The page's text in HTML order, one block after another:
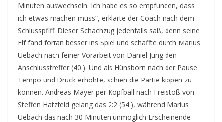
Minuten auswechseln. Ich habe es so empfunden, dass
ich etwas machen muss“, erklärte der Coach nach dem
Schlusspfiff. Dieser Schachzug jedenfalls saß, denn seine
Elf fand fortan besser ins Spiel und schaffte durch Marius
Uebach nach feiner Vorarbeit von Daniel Jung den
Anschlusstreffer (40.). Und als Hünsborn nach der Pause
Tempo und Druck erhöhte, schien die Partie kippen zu
können. Andreas Mayer per Kopfball nach Freistoß von
Steffen Hatzfeld gelang das 2:2 (54.), während Marius
Uebach das nach 30 Minuten unmöglich Erscheinende